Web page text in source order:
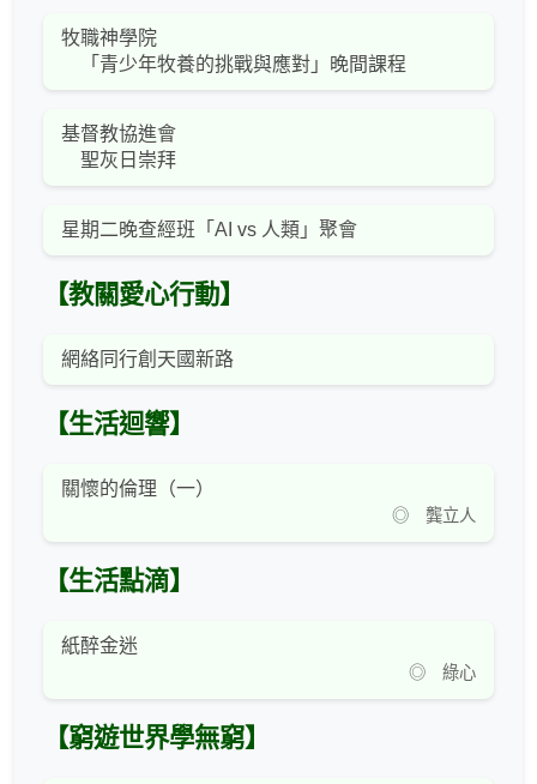
牧職神學院
「青少年牧養的挑戰與應對」晚間課程
基督教協進會
聖灰日崇拜
星期二晚查經班「AI vs 人類」聚會
【教關愛心行動】
網絡同行創天國新路
【生活迴響】
關懷的倫理（一）
◎ 龔立人
【生活點滴】
紙醉金迷
◎ 綠心
【窮遊世界學無窮】